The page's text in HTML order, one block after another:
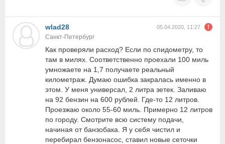
wlad28 05.04.2020, 11:27
Санкт-Петербург
Как проверяли расход? Если по спидометру, то
там в милях. Соответственно проехали 100 миль
умножаете на 1,7 получаете реальный
километраж. Думаю ошибка закралась именно в
этом. У меня универсал, 2 литра зетек. Заливаю
на 92 бензин на 600 рублей. Где-то 12 литров.
Проезжаю около 55-60 миль. Примерно 12 литров
по городу. Смотрите всю систему подачи,
начиная от банзобака. Я у себя чистил и
перебирал бензонасос, ставил новые сеточки